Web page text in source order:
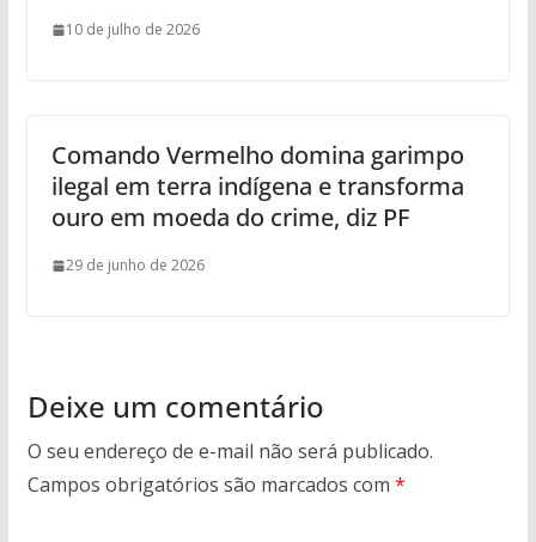
10 de julho de 2026
Comando Vermelho domina garimpo
ilegal em terra indígena e transforma
ouro em moeda do crime, diz PF
29 de junho de 2026
Deixe um comentário
O seu endereço de e-mail não será publicado.
Campos obrigatórios são marcados com *